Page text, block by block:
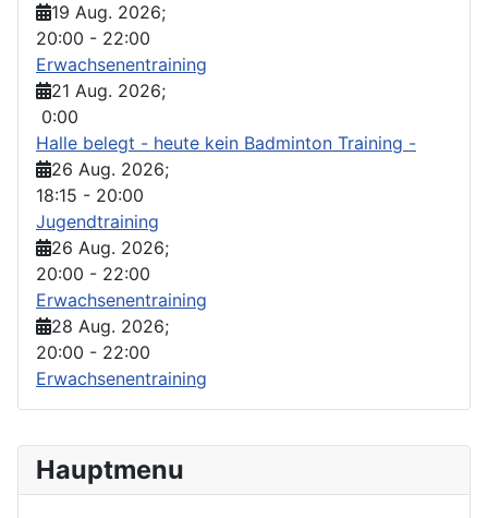
Hauptmenu
19 Aug. 2026;
20:00 - 22:00
Erwachsenentraining
21 Aug. 2026;
0:00
Halle belegt - heute kein Badminton Training -
26 Aug. 2026;
18:15 - 20:00
Jugendtraining
26 Aug. 2026;
20:00 - 22:00
Erwachsenentraining
28 Aug. 2026;
20:00 - 22:00
Erwachsenentraining